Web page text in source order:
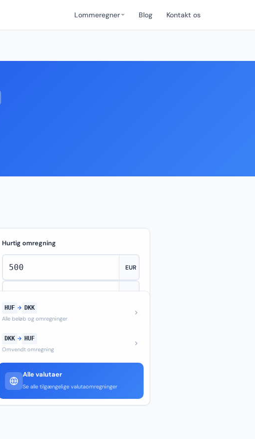
Lommeregner Blog Kontakt os
Hurtig omregning
HUF → DKK
Alle beløb og omregninger
DKK → HUF
Omvendt omregning
Alle valutaer
Se alle tilgængelige valutaomregninger